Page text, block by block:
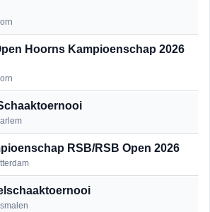
Hoorns Kampioenschap 2026
RSB/RSB Open 2026